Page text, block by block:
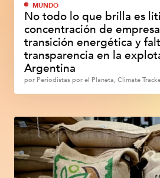
MUNDO
No todo lo que brilla es
concentración de
transición energética y
transparencia en la
Argentina
por Periodistas por el Planeta, Climate